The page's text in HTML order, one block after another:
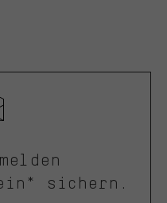
sichern.